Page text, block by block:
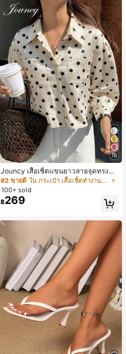
16
Jouncy เสื้อเชิ้ตแขนยาวลายจุดทรงหล
วมสำหรับผู้หญิง
#2 ขายดี
ใน กระเป๋า เสื้อเชิ้ตทำงานมีกระเป๋า
100+ sold
฿269